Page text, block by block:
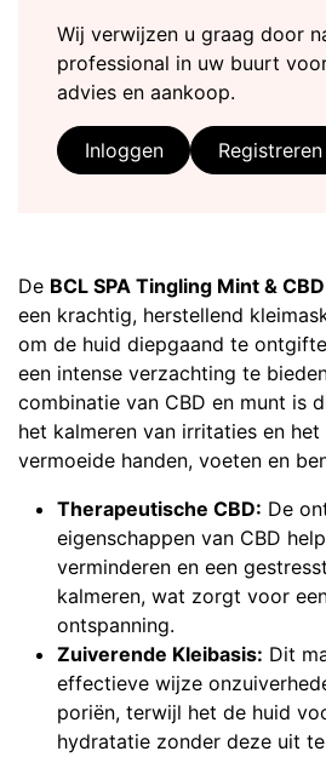
De BCL SPA Tingling Mint &
een krachtig, herstellend
om de huid diepgaand te
een intense verzachting te
combinatie van CBD en munt is
het kalmeren van irritaties en
vermoeide handen, voeten en
Therapeutische CBD: De
eigenschappen van CBD
verminderen en een
kalmeren, wat zorgt voor
ontspanning.
Zuiverende Kleibasis: Dit
effectieve wijze
poriën, terwijl het de huid
hydratatie zonder deze uit
Wij verwijzen u graag door
professional in uw buurt
advies en aankoop.
Inloggen Registreren